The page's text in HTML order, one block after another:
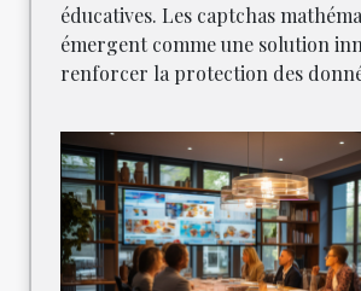
éducatives. Les captchas
émergent comme une solution
renforcer la protection des